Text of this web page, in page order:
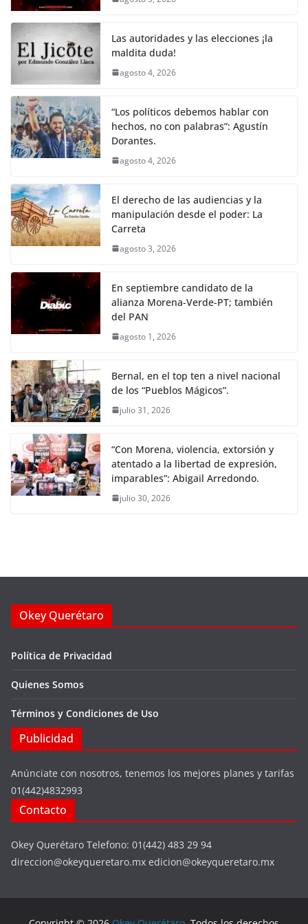
o
o
k
p k
Las autoridades y las elecciones ¡la
maldita duda!
agosto 4, 2026
“Los políticos debemos hablar con
hechos, no con palabras”: Agustín
Dorantes.
agosto 4, 2026
El derecho de las audiencias y la
manipulación desde el poder: La
Carreta
agosto 3, 2026
En septiembre candidato de la
alianza Morena-Verde-PT; también
del PAN
agosto 1, 2026
Bernal, en el top ten a nivel nacional
de los “Pueblos Mágicos”.
julio 31, 2026
“Con Morena, violencia, extorsión y
atentado a la libertad de expresión,
imparables”: Abigail Arredondo.
julio 30, 2026
Okey Querétaro
Política de Privacidad
Quienes Somos
Términos y Condiciones de Uso
Publicidad
Anúnciate con nosotros, tenemos los mejores planes y tarifas
01(442)4832993
Contacto
Okey Querétaro Telefono: 01(442) 483 29 94
direccion@okeyqueretaro.mx edicion@okeyqueretaro.mx